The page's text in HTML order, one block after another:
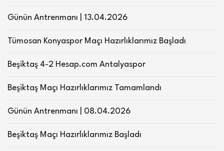
Günün Antrenmanı | 13.04.2026
Tümosan Konyaspor Maçı Hazırlıklarımız Başladı
Beşiktaş 4-2 Hesap.com Antalyaspor
Beşiktaş Maçı Hazırlıklarımız Tamamlandı
Günün Antrenmanı | 08.04.2026
Beşiktaş Maçı Hazırlıklarımız Başladı